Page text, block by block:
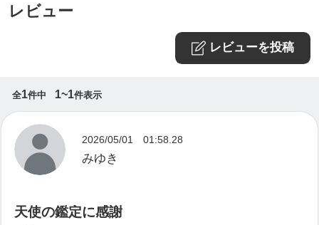
●エンジェルオラクルカード
https://ec.tsuku2.jp/items/52231240020741
https://ec.tsuku2.jp/items/02207000120256
●エンジェルオラクルブック
https://ec.tsuku2.jp/items/55505274102002?t=3&am
レビュー
レビューを投稿
全1件中 1~1件表示
2026/05/01 01:58.28
みゆき
天使の鑑定に感謝